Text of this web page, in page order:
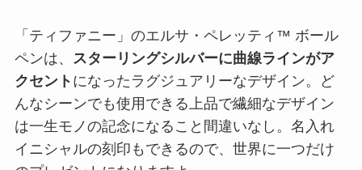
「ティファニー」のエルサ・ペレッティ™ ボール
ペンは、 スターリングシルバーに曲線ラインがア
クセント になったラグジュアリーなデザイン。ど
んなシーンでも使用できる上品で繊細なデザイン
は一生モノの記念になること間違いなし。名入れ
イニシャルの刻印もできるので、世界に一つだけ